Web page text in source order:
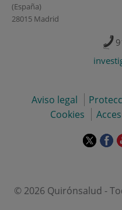
(España)
28015 Madrid
Aviso legal
Cookies
Este
en
en
© 2026 Quirónsalud -